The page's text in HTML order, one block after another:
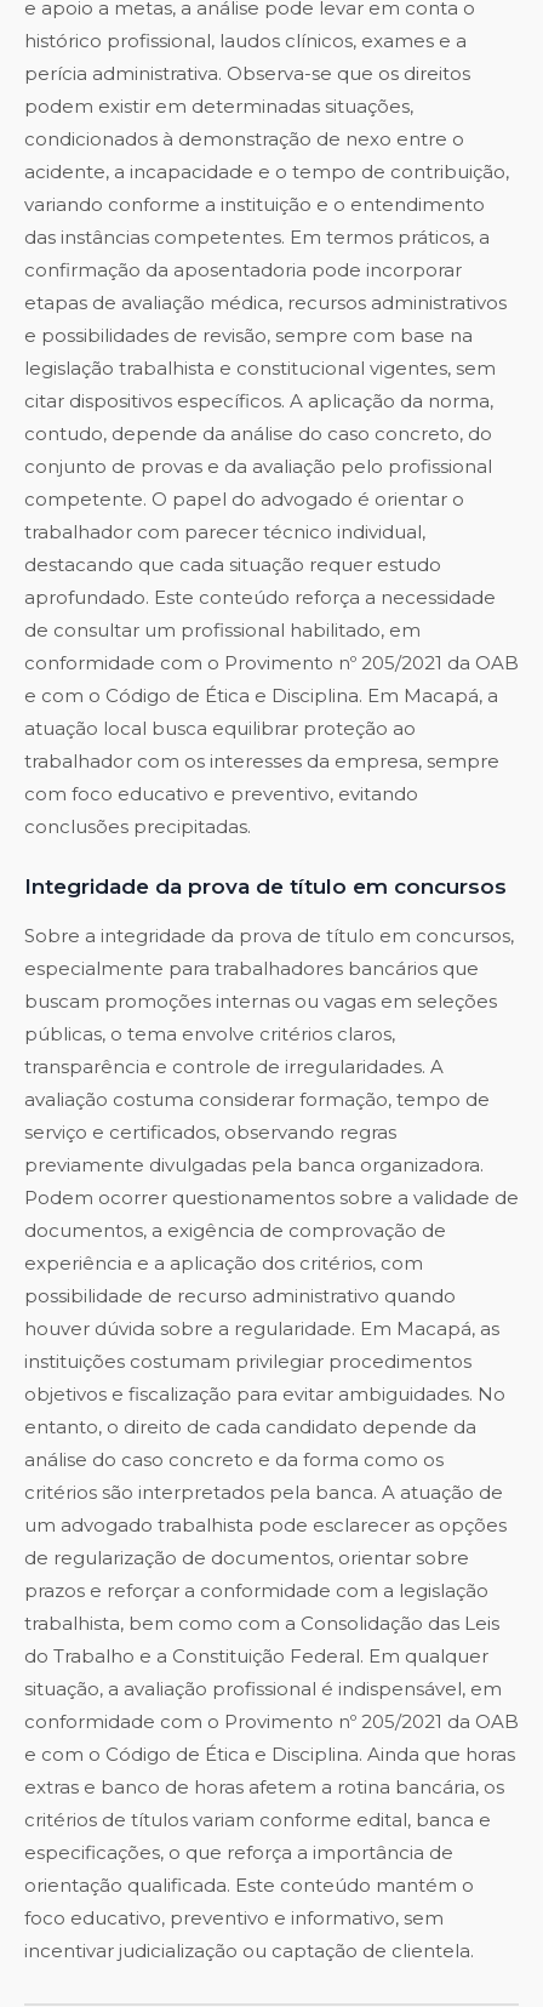
e apoio a metas, a análise pode levar em conta o
histórico profissional, laudos clínicos, exames e a
perícia administrativa. Observa-se que os direitos
podem existir em determinadas situações,
condicionados à demonstração de nexo entre o
acidente, a incapacidade e o tempo de contribuição,
variando conforme a instituição e o entendimento
das instâncias competentes. Em termos práticos, a
confirmação da aposentadoria pode incorporar
etapas de avaliação médica, recursos administrativos
e possibilidades de revisão, sempre com base na
legislação trabalhista e constitucional vigentes, sem
citar dispositivos específicos. A aplicação da norma,
contudo, depende da análise do caso concreto, do
conjunto de provas e da avaliação pelo profissional
competente. O papel do advogado é orientar o
trabalhador com parecer técnico individual,
destacando que cada situação requer estudo
aprofundado. Este conteúdo reforça a necessidade
de consultar um profissional habilitado, em
conformidade com o Provimento nº 205/2021 da OAB
e com o Código de Ética e Disciplina. Em Macapá, a
atuação local busca equilibrar proteção ao
trabalhador com os interesses da empresa, sempre
com foco educativo e preventivo, evitando
conclusões precipitadas.
Integridade da prova de título em concursos
Sobre a integridade da prova de título em concursos,
especialmente para trabalhadores bancários que
buscam promoções internas ou vagas em seleções
públicas, o tema envolve critérios claros,
transparência e controle de irregularidades. A
avaliação costuma considerar formação, tempo de
serviço e certificados, observando regras
previamente divulgadas pela banca organizadora.
Podem ocorrer questionamentos sobre a validade de
documentos, a exigência de comprovação de
experiência e a aplicação dos critérios, com
possibilidade de recurso administrativo quando
houver dúvida sobre a regularidade. Em Macapá, as
instituições costumam privilegiar procedimentos
objetivos e fiscalização para evitar ambiguidades. No
entanto, o direito de cada candidato depende da
análise do caso concreto e da forma como os
critérios são interpretados pela banca. A atuação de
um advogado trabalhista pode esclarecer as opções
de regularização de documentos, orientar sobre
prazos e reforçar a conformidade com a legislação
trabalhista, bem como com a Consolidação das Leis
do Trabalho e a Constituição Federal. Em qualquer
situação, a avaliação profissional é indispensável, em
conformidade com o Provimento nº 205/2021 da OAB
e com o Código de Ética e Disciplina. Ainda que horas
extras e banco de horas afetem a rotina bancária, os
critérios de títulos variam conforme edital, banca e
especificações, o que reforça a importância de
orientação qualificada. Este conteúdo mantém o
foco educativo, preventivo e informativo, sem
incentivar judicialização ou captação de clientela.